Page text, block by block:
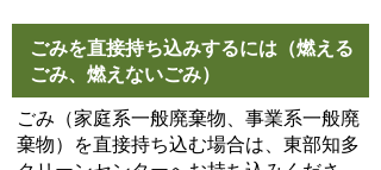
ごみを直接持ち込みするには（燃える
ごみ、燃えないごみ）
ごみ（家庭系一般廃棄物、事業系一般廃
棄物）を直接持ち込む場合は、東部知多